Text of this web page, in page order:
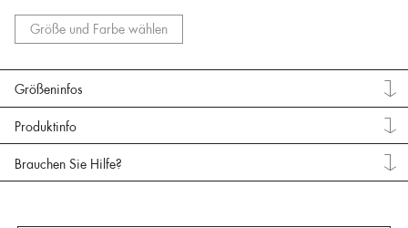
Größe und Farbe wählen
Größeninfos
Produktinfo
Brauchen Sie Hilfe?